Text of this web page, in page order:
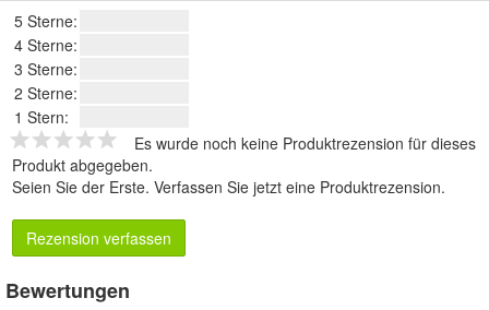
5 Sterne:
4 Sterne:
3 Sterne:
2 Sterne:
1 Stern:
Es wurde noch keine Produktrezension für dieses
Produkt abgegeben.
Seien Sie der Erste. Verfassen Sie jetzt eine Produktrezension.
Rezension verfassen
Bewertungen